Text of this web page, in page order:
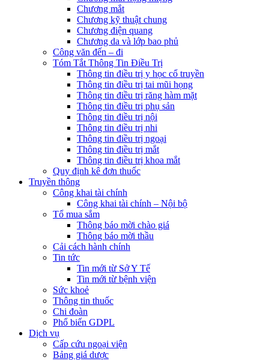
Chương mắt
Chương kỹ thuật chung
Chương điện quang
Chương da và lớp bao phủ
Công văn đến – đi
Tóm Tắt Thông Tin Điều Trị
Thông tin điều trị y học cổ truyền
Thông tin điều trị tai mũi họng
Thông tin điều trị răng hàm mặt
Thông tin điều trị phụ sản
Thông tin điều trị nội
Thông tin điều trị nhi
Thông tin điều trị ngoại
Thông tin điều trị mắt
Thông tin điều trị khoa mắt
Quy định kê đơn thuốc
Truyền thông
Công khai tài chính
Công khai tài chính – Nội bộ
Tổ mua sắm
Thông báo mời chào giá
Thông báo mời thầu
Cải cách hành chính
Tin tức
Tin mới từ Sở Y Tế
Tin mới từ bệnh viện
Sức khoẻ
Thông tin thuốc
Chi đoàn
Phổ biến GDPL
Dịch vụ
Cấp cứu ngoại viện
Bảng giá dược